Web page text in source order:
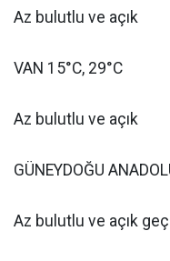
Az bulutlu ve açık
VAN 15°C, 29°C
Az bulutlu ve açık
GÜNEYDOĞU
Az bulutlu ve açık